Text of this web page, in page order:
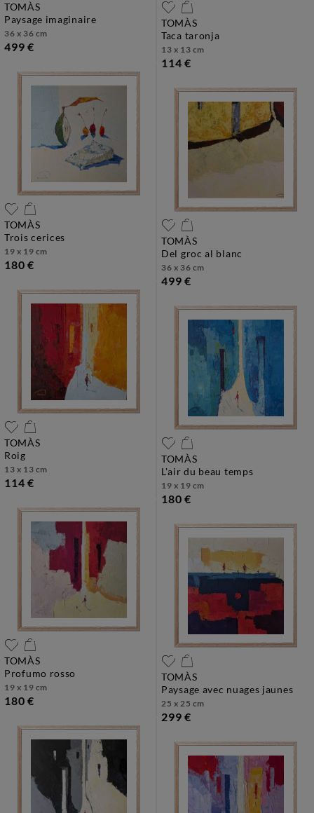
TOMÀS
paysage imaginaire
36 x 36 cm
499 €
TOMÀS
taca taronja
13 x 13 cm
114 €
TOMÀS
trois cerices
19 x 19 cm
180 €
TOMÀS
del groc al blanc
36 x 36 cm
499 €
TOMÀS
roig
13 x 13 cm
114 €
TOMÀS
l'air du beau temps
19 x 19 cm
180 €
TOMÀS
profumo rosso
19 x 19 cm
180 €
TOMÀS
paysage avec nuages jaunes
25 x 25 cm
299 €